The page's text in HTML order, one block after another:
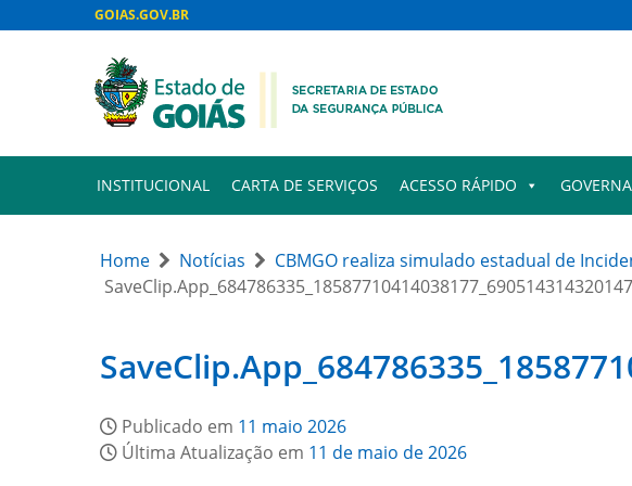
GOIAS.GOV.BR
INSTITUCIONAL CARTA DE SERVIÇOS ACESSO RÁPIDO
Home Notícias
CBMGO realiza simulado estadual de
Publicado em 11 maio 2026
Última Atualização em 11 de maio de 2026